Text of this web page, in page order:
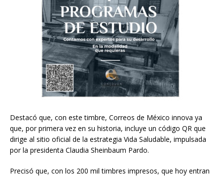
Destacó que, con este timbre, Correos de México innova ya
que, por primera vez en su historia, incluye un código QR que
dirige al sitio oficial de la estrategia Vida Saludable, impulsada
por la presidenta Claudia Sheinbaum Pardo.
Precisó que, con los 200 mil timbres impresos, que hoy entran